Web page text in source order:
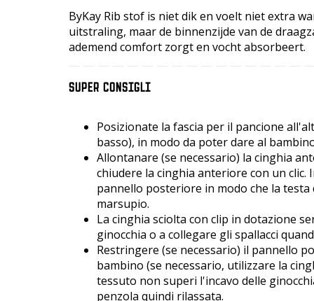
ByKay Rib stof is niet dik en voelt niet extra
uitstraling, maar de binnenzijde van de
ademend comfort zorgt en vocht absorbeert.
SUPER CONSIGLI
Posizionate la fascia per il pancione
basso), in modo da poter dare al
Allontanare (se necessario) la cinghia
chiudere la cinghia anteriore con un clic.
pannello posteriore in modo che la
marsupio.
La cinghia sciolta con clip in dotazione
ginocchia o a collegare gli spallacci
Restringere (se necessario) il pannello
bambino (se necessario, utilizzare la
tessuto non superi l'incavo delle
penzola quindi rilassata.